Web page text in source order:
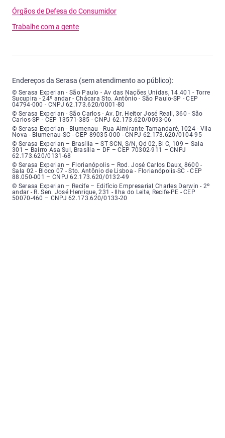
Órgãos de Defesa do Consumidor
Trabalhe com a gente
Endereços da Serasa (sem atendimento ao público):
Serasa Experian - São Paulo - Endereço: Avenida das Nações Unidas,
© Serasa Experian - São Paulo - Av das Nações Unidas, 14.401 - Torre
Sucupira - 24º andar - Chácara Sto. Antônio - São Paulo-SP - CEP
04794-000 - CNPJ 62.173.620/0001-80
Serasa Experian - São Carlos - Endereço: Avenida Doutor Heitor José
© Serasa Experian - São Carlos - Av. Dr. Heitor José Reali, 360 - São
Carlos-SP - CEP 13571-385 - CNPJ 62.173.620/0093-06
Serasa Experian - Blumenau - Endereço: Rua Almirante Tamandaré,
© Serasa Experian - Blumenau - Rua Almirante Tamandaré, 1024 - Vila
Nova - Blumenau-SC - CEP 89035-000 - CNPJ 62.173.620/0104-95
Serasa Experian - Brasília, Endereço: Setor Comercial Norte, sem
© Serasa Experian – Brasília – ST SCN, S/N, Qd 02, Bl C, 109 – Sala
301 – Bairro Asa Sul, Brasília – DF – CEP 70302-911 – CNPJ
62.173.620/0131-68
Serasa Experian - Florianópolis, Endereço: Rodovia José Carlos, número
© Serasa Experian – Florianópolis – Rod. José Carlos Daux, 8600 -
Sala 02 - Bloco 07 - Sto. Antônio de Lisboa - Florianópolis-SC - CEP
88.050-001 – CNPJ 62.173.620/0132-49
Serasa Experian - Recife, Endereço: Edifício Empresarial Charles Darwin,
© Serasa Experian – Recife – Edifício Empresarial Charles Darwin - 2º
andar - R. Sen. José Henrique, 231 - Ilha do Leite, Recife-PE - CEP
50070-460 – CNPJ 62.173.620/0133-20